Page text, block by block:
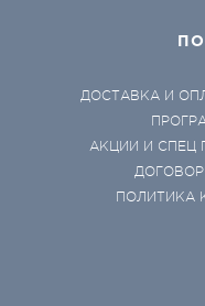
ДОСТАВКА И
АКЦИИ И СПЕЦ
ПОЛИТИКА